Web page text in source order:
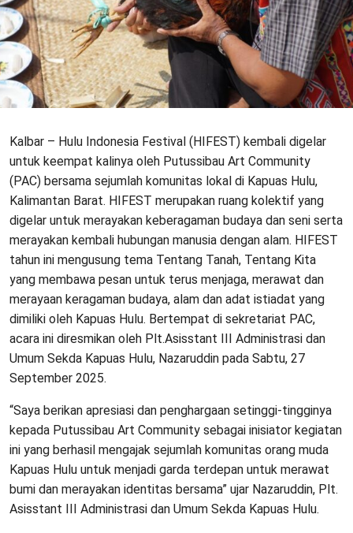
Kalbar – Hulu Indonesia Festival (HIFEST) kembali digelar
untuk keempat kalinya oleh Putussibau Art Community
(PAC) bersama sejumlah komunitas lokal di Kapuas Hulu,
Kalimantan Barat. HIFEST merupakan ruang kolektif yang
digelar untuk merayakan keberagaman budaya dan seni serta
merayakan kembali hubungan manusia dengan alam. HIFEST
tahun ini mengusung tema Tentang Tanah, Tentang Kita
yang membawa pesan untuk terus menjaga, merawat dan
merayaan keragaman budaya, alam dan adat istiadat yang
dimiliki oleh Kapuas Hulu. Bertempat di sekretariat PAC,
acara ini diresmikan oleh Plt.Asisstant III Administrasi dan
Umum Sekda Kapuas Hulu, Nazaruddin pada Sabtu, 27
September 2025.
“Saya berikan apresiasi dan penghargaan setinggi-tingginya
kepada Putussibau Art Community sebagai inisiator kegiatan
ini yang berhasil mengajak sejumlah komunitas orang muda
Kapuas Hulu untuk menjadi garda terdepan untuk merawat
bumi dan merayakan identitas bersama” ujar Nazaruddin, Plt.
Asisstant III Administrasi dan Umum Sekda Kapuas Hulu.